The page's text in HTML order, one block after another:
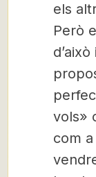
els
Però
vols»
com